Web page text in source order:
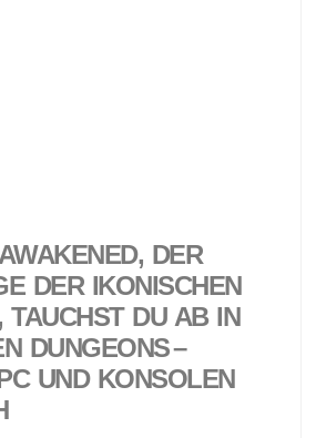
DER
DER IKONISCHEN
TAUCHST DU AB IN
DUNGEONS –
UND KONSOLEN